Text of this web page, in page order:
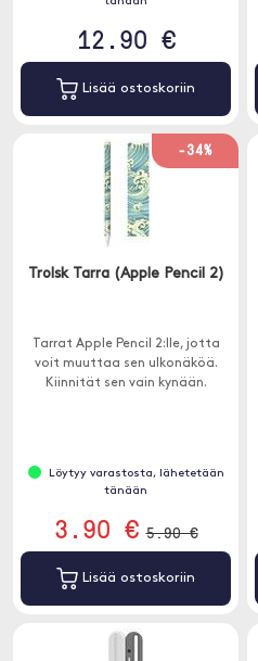
12.90 €
Lisää ostoskoriin
-34%
Trolsk Tarra (Apple Pencil 2)
Tarrat Apple Pencil 2:lle, jotta
voit muuttaa sen ulkonäköä.
Kiinnität sen vain kynään.
Löytyy varastosta, lähetetään
tänään
3.90 € 5.90 €
Lisää ostoskoriin